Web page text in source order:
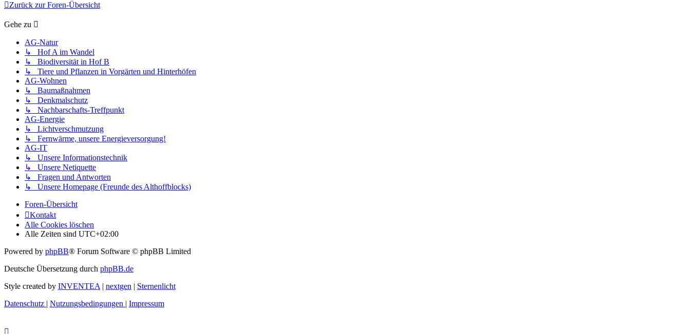
Zurück zur Foren-Übersicht
Gehe zu
AG-Natur
↳ Hof A im Wandel
↳ Biodiversität in Hof B
↳ Tiere und Pflanzen in Vorgärten und Hinterhöfen
AG-Wohnen
↳ Baumaßnahmen
↳ Denkmalschutz
↳ Nachbarschafts-Treffpunkt
AG-Energie
↳ Lichtverschmutzung
↳ Fernwärme, unsere Energieversorgung!
AG-IT
↳ Unsere Informationstechnik
↳ Unsere Netiquette
↳ Fragen und Antworten
↳ Unsere Homepage (Freunde des Althoffblocks)
Foren-Übersicht
Kontakt
Alle Cookies löschen
Alle Zeiten sind UTC+02:00
Powered by phpBB® Forum Software © phpBB Limited
Deutsche Übersetzung durch phpBB.de
Style created by INVENTEA | nextgen | Sternenlicht
Datenschutz | Nutzungsbedingungen | Impressum